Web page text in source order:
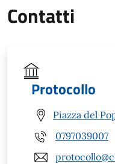
Contatti
Protocollo
Piazza del
0797039007